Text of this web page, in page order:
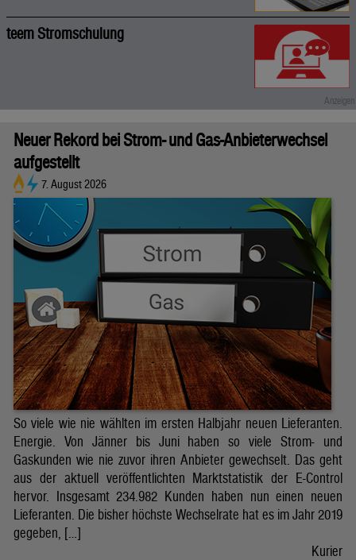
teem Stromschulung
Neuer Rekord bei Strom- und Gas-Anbieterwechsel
aufgestellt
7. August 2026
So viele wie nie wählten im ersten Halbjahr neuen Lieferanten.
Energie. Von Jänner bis Juni haben so viele Strom- und
Gaskunden wie nie zuvor ihren Anbieter gewechselt. Das geht
aus der aktuell veröffentlichten Marktstatistik der E-Control
hervor. Insgesamt 234.982 Kunden haben nun einen neuen
Lieferanten. Die bisher höchste Wechselrate hat es im Jahr 2019
gegeben, […]
Kurier